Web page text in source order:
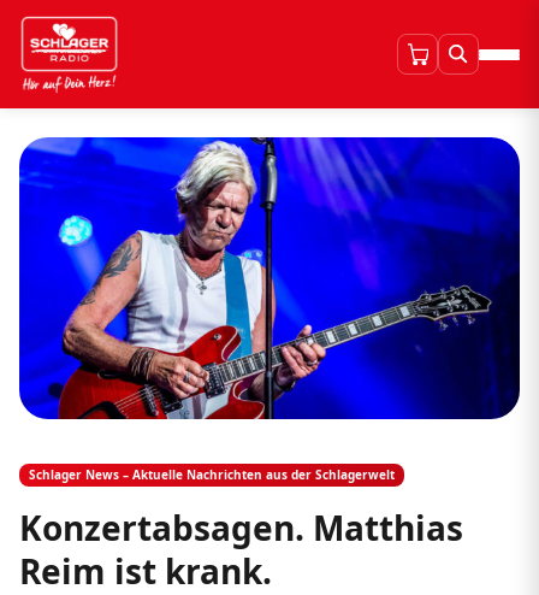
Schlager News – Aktuelle Nachrichten aus der Schlagerwelt
Konzertabsagen. Matthias
Reim ist krank.